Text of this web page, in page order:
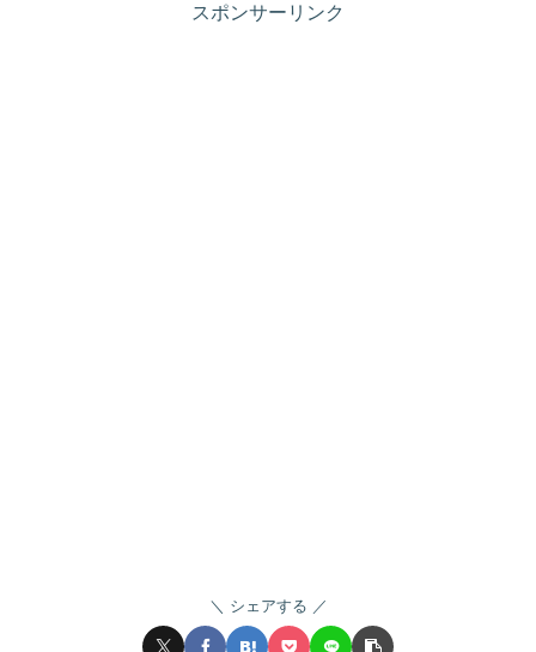
スポンサーリンク
シェアする